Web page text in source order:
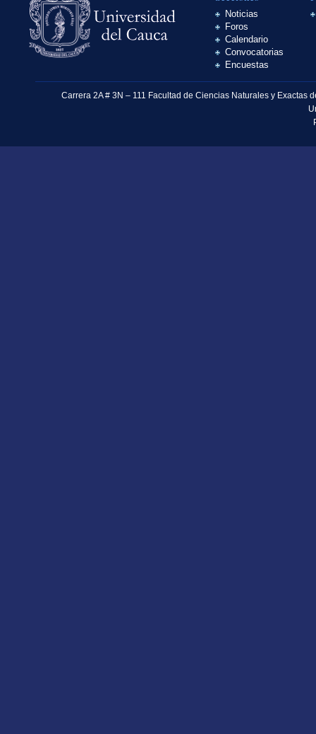
Noticias
Foros
Calendario
Convocatorias
Encuestas
Carrera 2A # 3N – 111 Facultad de Ciencias Naturales y